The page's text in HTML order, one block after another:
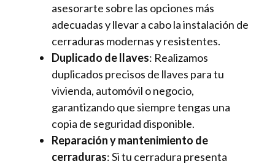
asesorarte sobre las opciones más
adecuadas y llevar a cabo la instalación de
cerraduras modernas y resistentes.
Duplicado de llaves: Realizamos
duplicados precisos de llaves para tu
vivienda, automóvil o negocio,
garantizando que siempre tengas una
copia de seguridad disponible.
Reparación y mantenimiento de
cerraduras: Si tu cerradura presenta